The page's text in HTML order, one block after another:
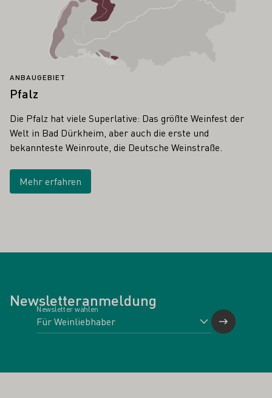
ANBAUGEBIET
Pfalz
Die Pfalz hat viele Superlative: Das größte Weinfest der
Welt in Bad Dürkheim, aber auch die erste und
bekannteste Weinroute, die Deutsche Weinstraße.
Mehr erfahren
Newsletteranmeldung
Newsletter wählen